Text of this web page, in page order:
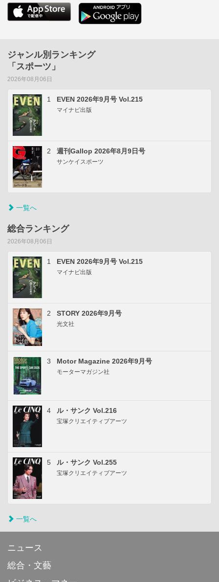
ジャンル別ランキング
「スポーツ」
2026年08月06日
1 EVEN 2026年9月号 Vol.215
マイナビ出版
2 週刊Gallop 2026年8月9日号
サンケイスポーツ
一覧へ
総合ランキング
2026年08月06日
1 EVEN 2026年9月号 Vol.215
マイナビ出版
2 STORY 2026年9月号
光文社
3 Motor Magazine 2026年9月号
モーターマガジン社
4 ル・サンク Vol.216
宝塚クリエイティブアーツ
5 ル・サンク Vol.255
宝塚クリエイティブアーツ
一覧へ
ニュース
総合・文藝